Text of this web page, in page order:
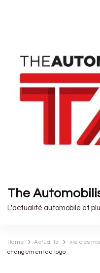
The
L'actualité automobile et
Home Actualité vie des
changement de logo